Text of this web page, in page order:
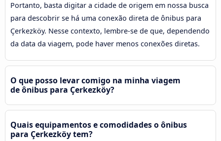
Portanto, basta digitar a cidade de origem em nossa busca
para descobrir se há uma conexão direta de ônibus para
Çerkezköy. Nesse contexto, lembre-se de que, dependendo
da data da viagem, pode haver menos conexões diretas.
O que posso levar comigo na minha viagem
de ônibus para Çerkezköy?
Quais equipamentos e comodidades o ônibus
para Çerkezköy tem?